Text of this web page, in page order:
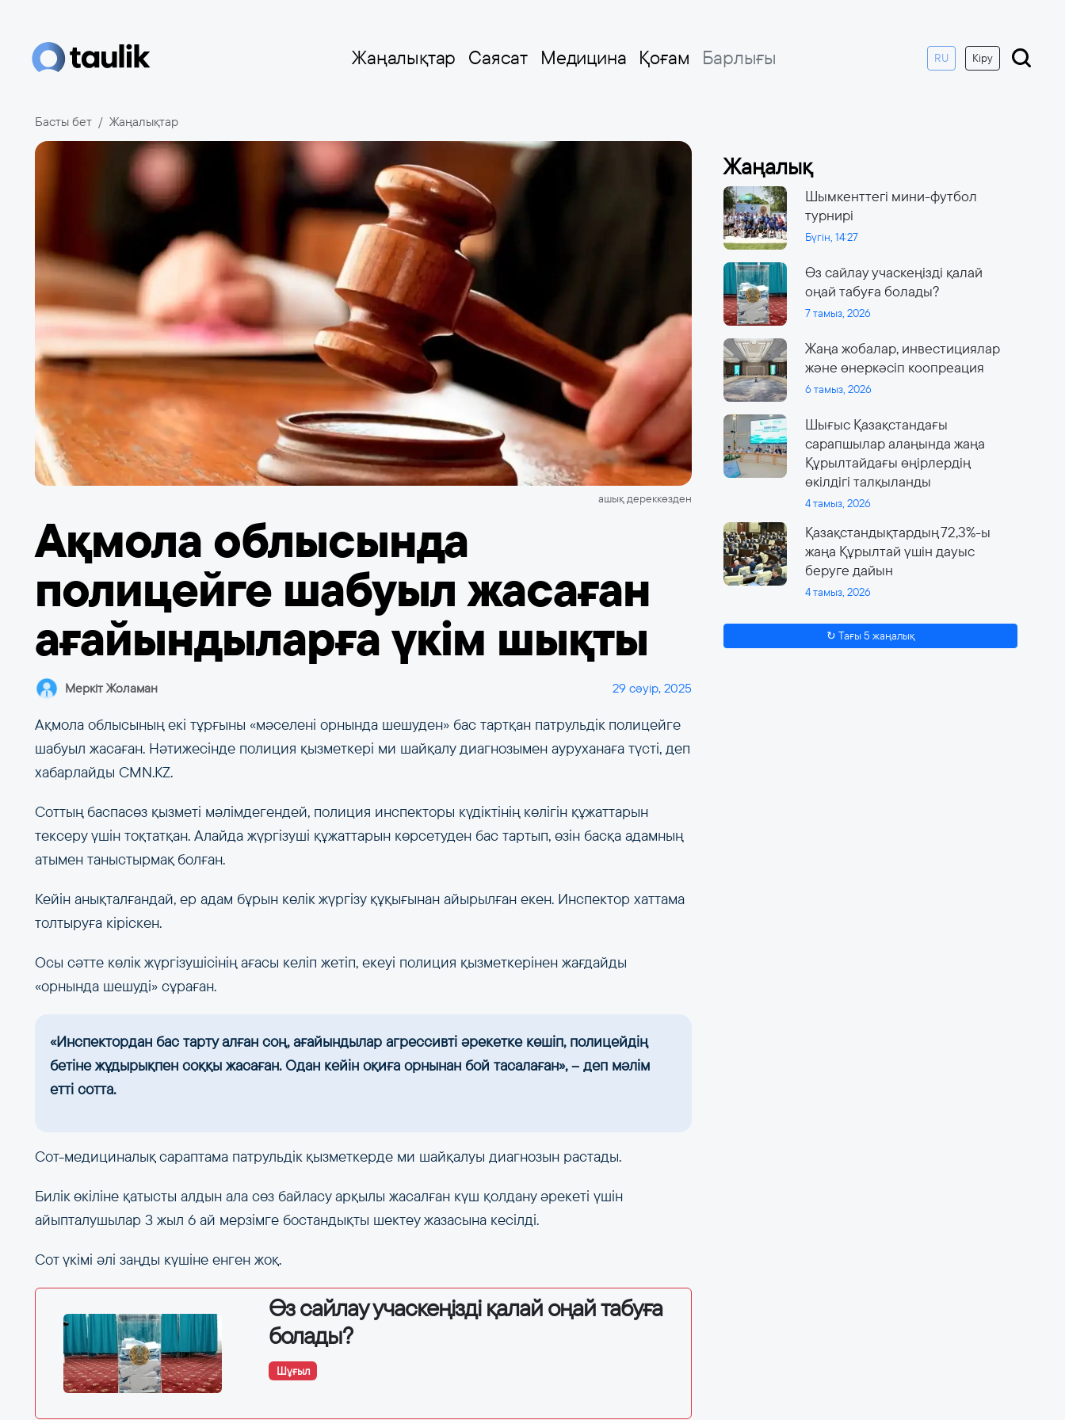
Жаңалықтар Саясат Медицина Қоғам Барлығы RU Кіру
Басты бет Жаңалықтар
ашық дереккөзден
Ақмола облысында
полицейге шабуыл жасаған
ағайындыларға үкім шықты
Меркіт Жоламан 29 сәуір, 2025
Ақмола облысының екі тұрғыны «мәселені орнында шешуден» бас тартқан патрульдік полицейге
шабуыл жасаған. Нәтижесінде полиция қызметкері ми шайқалу диагнозымен ауруханаға түсті, деп
хабарлайды CMN.KZ.
Соттың баспасөз қызметі мәлімдегендей, полиция инспекторы күдіктінің көлігін құжаттарын
тексеру үшін тоқтатқан. Алайда жүргізуші құжаттарын көрсетуден бас тартып, өзін басқа адамның
атымен таныстырмақ болған.
Кейін анықталғандай, ер адам бұрын көлік жүргізу құқығынан айырылған екен. Инспектор хаттама
толтыруға кіріскен.
Осы сәтте көлік жүргізушісінің ағасы келіп жетіп, екеуі полиция қызметкерінен жағдайды
«орнында шешуді» сұраған.
«Инспектордан бас тарту алған соң, ағайындылар агрессивті әрекетке көшіп, полицейдің
бетіне жұдырықпен соққы жасаған. Одан кейін оқиға орнынан бой тасалаған», – деп мәлім
етті сотта.
Сот-медициналық сараптама патрульдік қызметкерде ми шайқалуы диагнозын растады.
Билік өкіліне қатысты алдын ала сөз байласу арқылы жасалған күш қолдану әрекеті үшін
айыпталушылар 3 жыл 6 ай мерзімге бостандықты шектеу жазасына кесілді.
Сот үкімі әлі заңды күшіне енген жоқ.
Өз сайлау учаскеңізді қалай оңай табуға
болады?
Шұғыл
Жаңалық
Шымкенттегі мини-футбол
турнирі
Бүгін, 14:27
Өз сайлау учаскеңізді қалай
оңай табуға болады?
7 тамыз, 2026
Жаңа жобалар, инвестициялар
және өнеркәсіп коопреация
6 тамыз, 2026
Шығыс Қазақстандағы
сарапшылар алаңында жаңа
Құрылтайдағы өңірлердің
өкілдігі талқыланды
4 тамыз, 2026
Қазақстандықтардың 72,3%-ы
жаңа Құрылтай үшін дауыс
беруге дайын
4 тамыз, 2026
↻ Тағы 5 жаңалық